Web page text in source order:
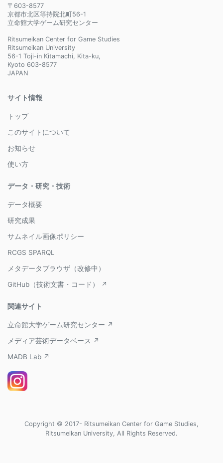
〒603-8577
京都市北区等持院北町56-1
立命館大学ゲーム研究センター
Ritsumeikan Center for Game Studies
Ritsumeikan University
56-1 Toji-in Kitamachi, Kita-ku,
Kyoto 603-8577
JAPAN
サイト情報
トップ
このサイトについて
お知らせ
使い方
データ・研究・技術
データ概要
研究成果
サムネイル画像ポリシー
RCGS SPARQL
メタデータブラウザ（改修中）
GitHub（技術文書・コード） ↗
関連サイト
立命館大学ゲーム研究センター ↗
メディア芸術データベース ↗
MADB Lab ↗
Copyright © 2017- Ritsumeikan Center for Game Studies,
Ritsumeikan University, All Rights Reserved.